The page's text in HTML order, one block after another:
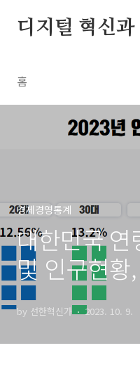
디지털 혁신
홈
경제경영통계
대한민국
및 인구현
현황 (23년)
by 선한혁신가 2023. 10. 9.